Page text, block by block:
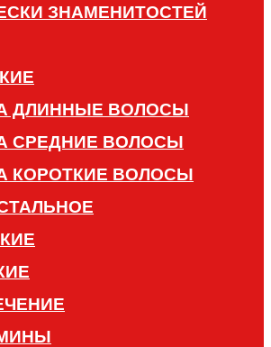
ЗНАМЕНИТОСТЕЙ
ДЛИННЫЕ ВОЛОСЫ
СРЕДНИЕ ВОЛОСЫ
КОРОТКИЕ ВОЛОСЫ